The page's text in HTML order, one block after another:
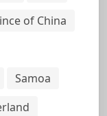
of China
Samoa